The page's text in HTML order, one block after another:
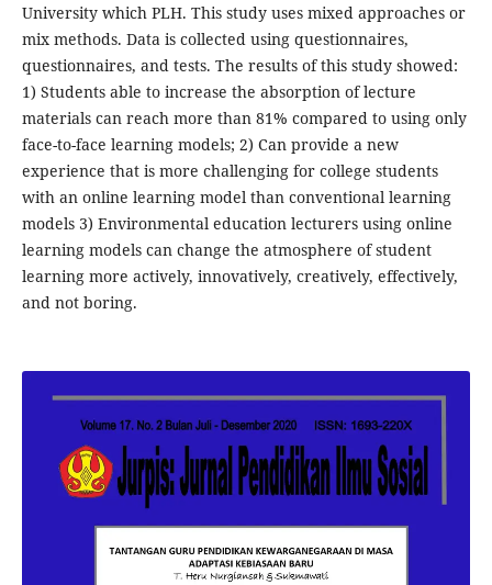
University which PLH. This study uses mixed approaches or
mix methods. Data is collected using questionnaires,
questionnaires, and tests. The results of this study showed:
1) Students able to increase the absorption of lecture
materials can reach more than 81% compared to using only
face-to-face learning models; 2) Can provide a new
experience that is more challenging for college students
with an online learning model than conventional learning
models 3) Environmental education lecturers using online
learning models can change the atmosphere of student
learning more actively, innovatively, creatively, effectively,
and not boring.